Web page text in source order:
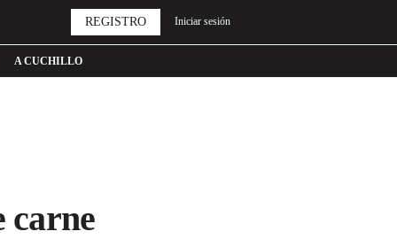
A CUCHILLO
REGISTRO Iniciar sesión
carne